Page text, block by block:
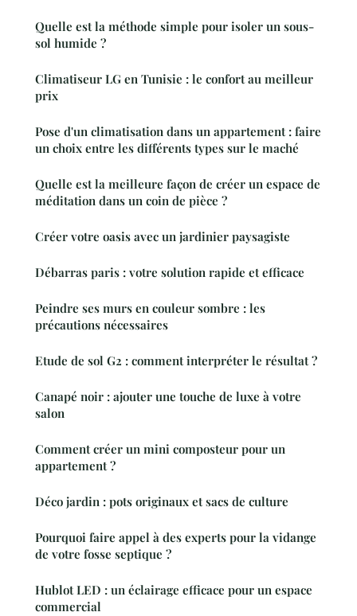
Quelle est la méthode simple pour isoler un sous-
sol humide ?
Climatiseur LG en Tunisie : le confort au meilleur
prix
Pose d'un climatisation dans un appartement : faire
un choix entre les différents types sur le maché
Quelle est la meilleure façon de créer un espace de
méditation dans un coin de pièce ?
Créer votre oasis avec un jardinier paysagiste
Débarras paris : votre solution rapide et efficace
Peindre ses murs en couleur sombre : les
précautions nécessaires
Etude de sol G2 : comment interpréter le résultat ?
Canapé noir : ajouter une touche de luxe à votre
salon
Comment créer un mini composteur pour un
appartement ?
Déco jardin : pots originaux et sacs de culture
Pourquoi faire appel à des experts pour la vidange
de votre fosse septique ?
Hublot LED : un éclairage efficace pour un espace
commercial